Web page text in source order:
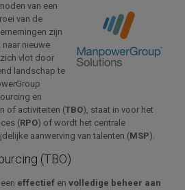
van een
van de
zijn
nieuwe
vlot door
landschap te
en
of activiteiten (TBO), staat in voor het
(RPO) of wordt het centrale
aanwerving van talenten (MSP).
(TBO)
effectiefen volledige beheer aan